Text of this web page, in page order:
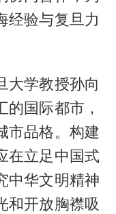
经验与复旦力
大学教授孙向
的国际都市，
市品格。构建
在立足中国式
中华文明精神
和开放胸襟吸